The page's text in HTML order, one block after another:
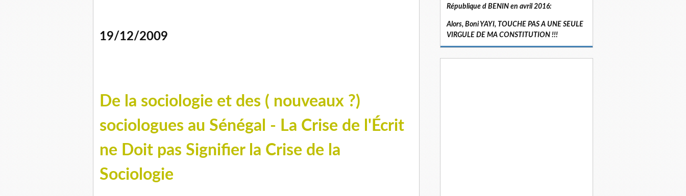
19/12/2009
De la sociologie et des ( nouveaux ?)
sociologues au Sénégal - La Crise de l'Écrit
ne Doit pas Signifier la Crise de la
Sociologie
République d BENIN en avril 2016:
Alors, Boni YAYI, TOUCHE PAS A UNE SEULE
VIRGULE DE MA CONSTITUTION !!!